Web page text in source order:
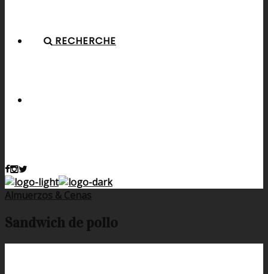
RECHERCHE
Almuerzos & Cenas
Sandwich de pollo